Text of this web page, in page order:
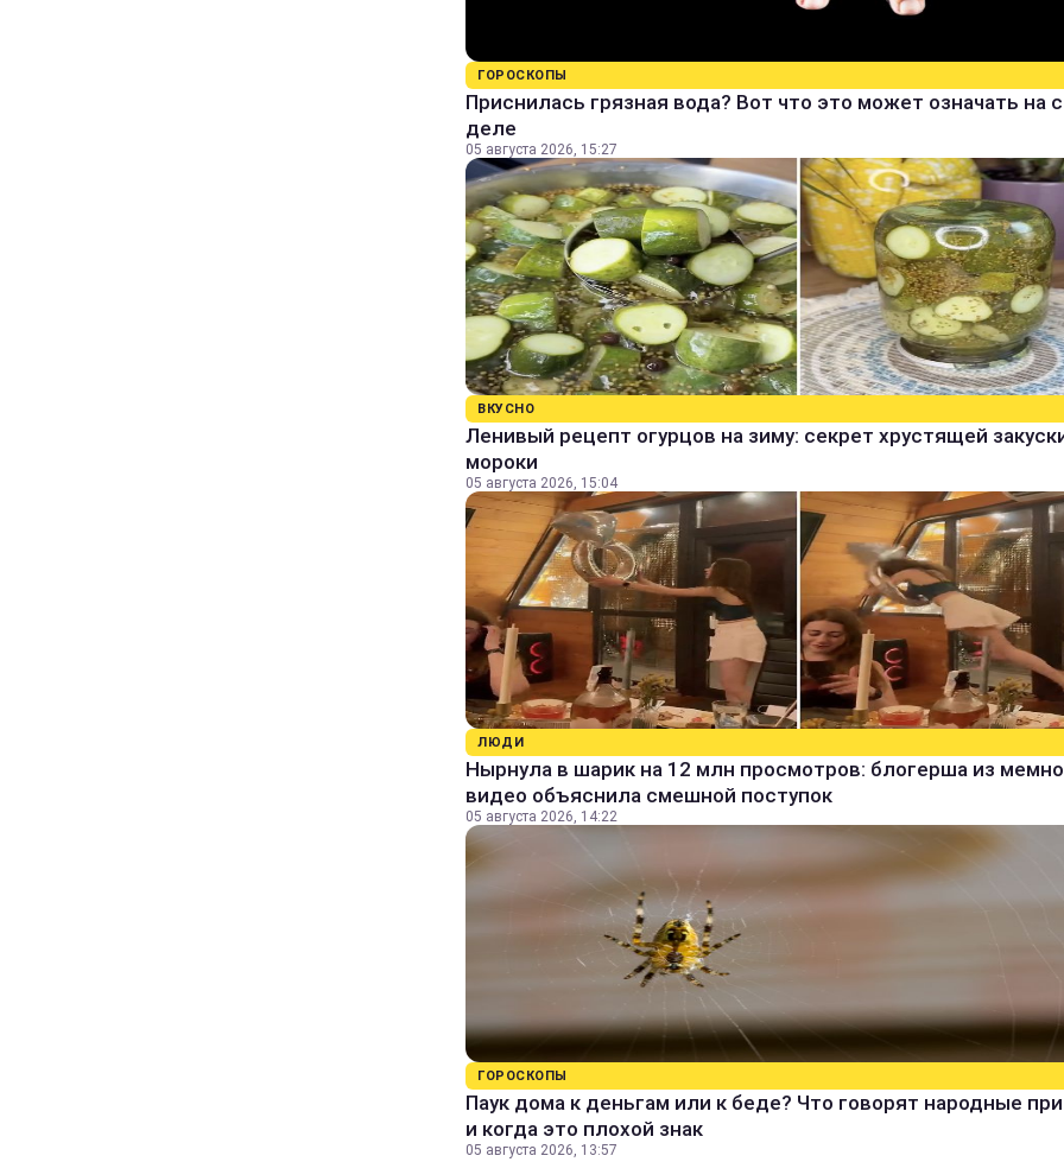
ГОРОСКОПЫ
Приснилась грязная вода? Вот что это может означать на
деле
05 августа 2026, 15:27
ВКУСНО
Ленивый рецепт огурцов на зиму: секрет хрустящей
мороки
05 августа 2026, 15:04
ЛЮДИ
Нырнула в шарик на 12 млн просмотров: блогерша из
видео объяснила смешной поступок
05 августа 2026, 14:22
ГОРОСКОПЫ
Паук дома к деньгам или к беде? Что говорят народные
и когда это плохой знак
05 августа 2026, 13:57